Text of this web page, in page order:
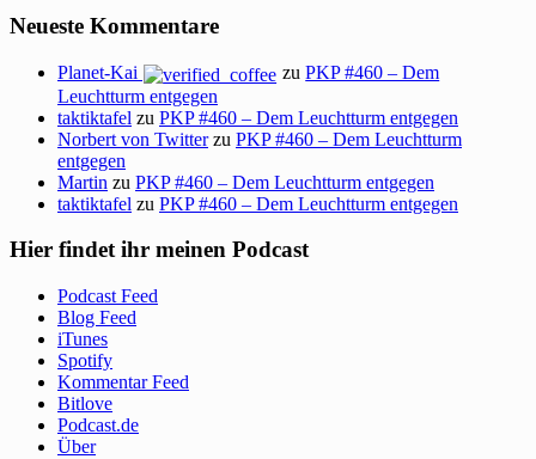
Neueste Kommentare
Planet-Kai zuPKP #460 – Dem
Leuchtturm entgegen
taktiktafel zu PKP #460 – Dem Leuchtturm entgegen
Norbert von Twitterzu PKP #460 – Dem Leuchtturm
entgegen
Martin zu PKP #460 – Dem Leuchtturm entgegen
taktiktafel zu PKP #460 – Dem Leuchtturm entgegen
Hier findet ihr meinen Podcast
Podcast Feed
Blog Feed
iTunes
Spotify
Kommentar Feed
Bitlove
Podcast.de
Über